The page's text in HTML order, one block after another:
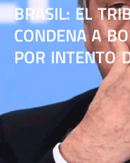
BRASIL: EL
CONDENA A
POR INTENTO